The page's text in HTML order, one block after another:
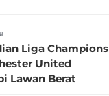
Liga Champions
United
Lawan Berat